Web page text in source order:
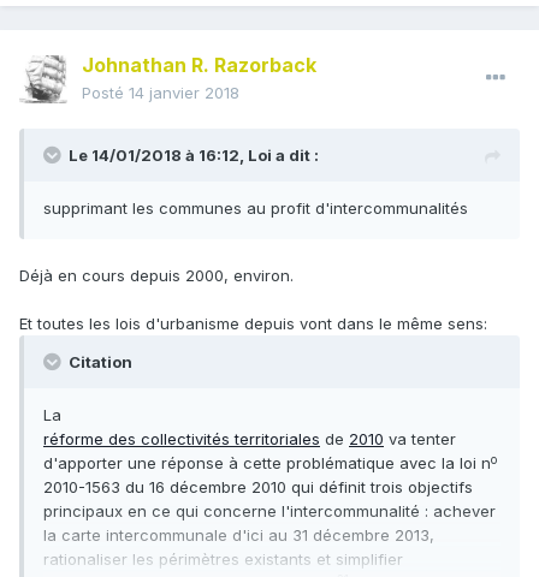
Johnathan R. Razorback
Posté 14 janvier 2018
Le 14/01/2018 à 16:12, Loi a dit :
supprimant les communes au profit d'intercommunalités
Déjà en cours depuis 2000, environ.
Et toutes les lois d'urbanisme depuis vont dans le même sens:
Citation
La
réforme des collectivités territoriales de 2010 va tenter
d'apporter une réponse à cette problématique avec la loi no
2010-1563 du 16 décembre 2010 qui définit trois objectifs
principaux en ce qui concerne l'intercommunalité : achever
la carte intercommunale d'ici au 31 décembre 2013,
rationaliser les périmètres existants et simplifier